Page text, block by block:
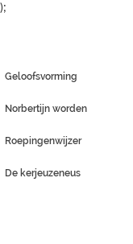
);
Geloofsvorming
Norbertijn worden
Roepingenwijzer
De kerjeuzeneus